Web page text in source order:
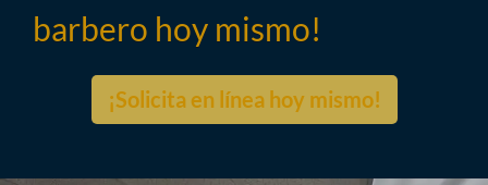
barbero hoy mismo!
¡Solicita en línea hoy mismo!